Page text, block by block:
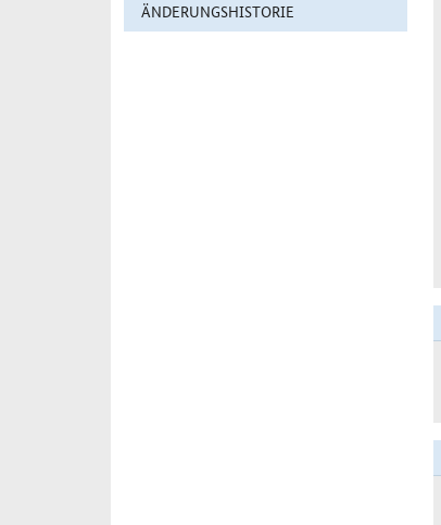
ÄNDERUNGSHISTORIE